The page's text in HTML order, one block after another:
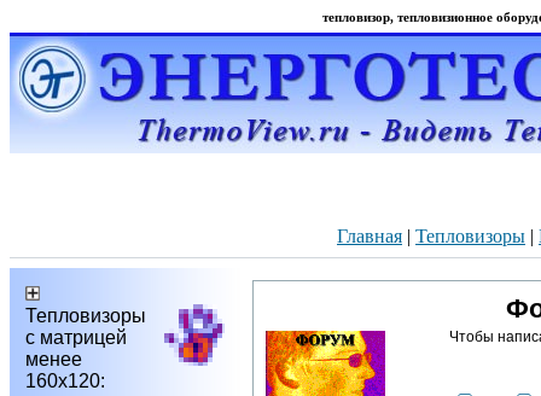
тепловизор, тепловизионное
Главная | Тепловизоры |
Тепловизоры
с матрицей
менее
160х120:
Чтобы